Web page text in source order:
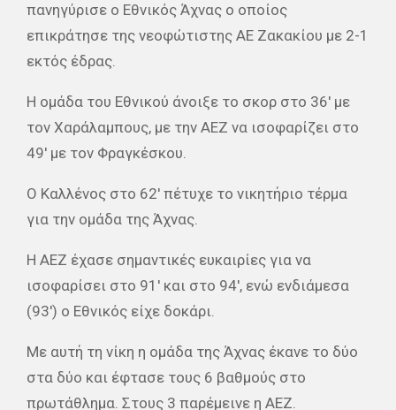
πανηγύρισε ο Εθνικός Άχνας ο οποίος
επικράτησε της νεοφώτιστης ΑΕ Ζακακίου με 2-1
εκτός έδρας.
Η ομάδα του Εθνικού άνοιξε το σκορ στο 36′ με
τον Χαράλαμπους, με την ΑΕΖ να ισοφαρίζει στο
49′ με τον Φραγκέσκου.
Ο Καλλένος στο 62′ πέτυχε το νικητήριο τέρμα
για την ομάδα της Άχνας.
Η ΑΕΖ έχασε σημαντικές ευκαιρίες για να
ισοφαρίσει στο 91′ και στο 94′, ενώ ενδιάμεσα
(93′) ο Εθνικός είχε δοκάρι.
Με αυτή τη νίκη η ομάδα της Άχνας έκανε το δύο
στα δύο και έφτασε τους 6 βαθμούς στο
πρωτάθλημα. Στους 3 παρέμεινε η ΑΕΖ.